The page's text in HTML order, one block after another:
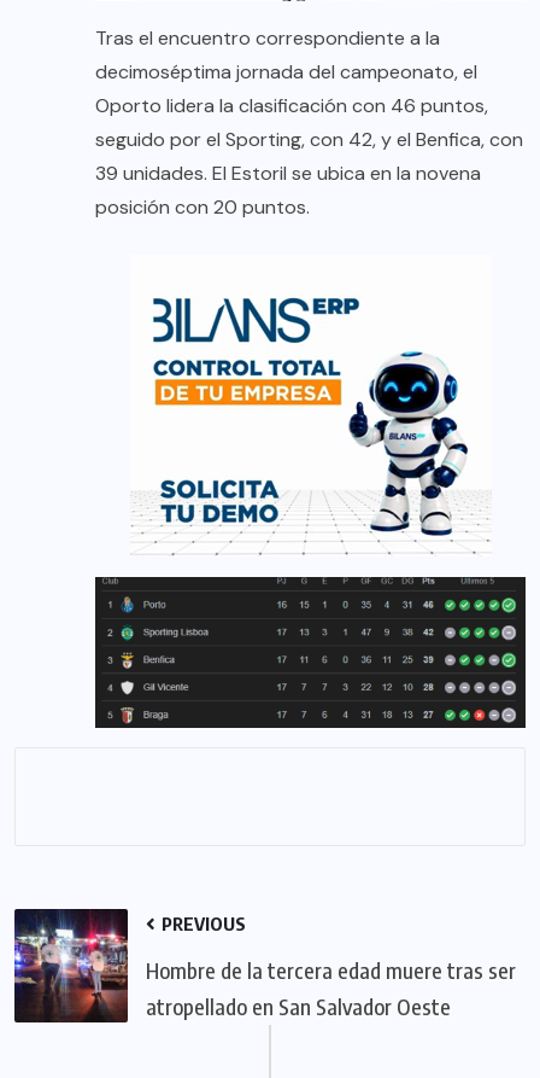
Tras el encuentro correspondiente a la
decimoséptima jornada del campeonato, el
Oporto lidera la clasificación con 46 puntos,
seguido por el Sporting, con 42, y el Benfica, con
39 unidades. El Estoril se ubica en la novena
posición con 20 puntos.
PREVIOUS
Hombre de la tercera edad muere tras ser
atropellado en San Salvador Oeste